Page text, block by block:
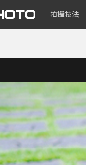
拍攝技法